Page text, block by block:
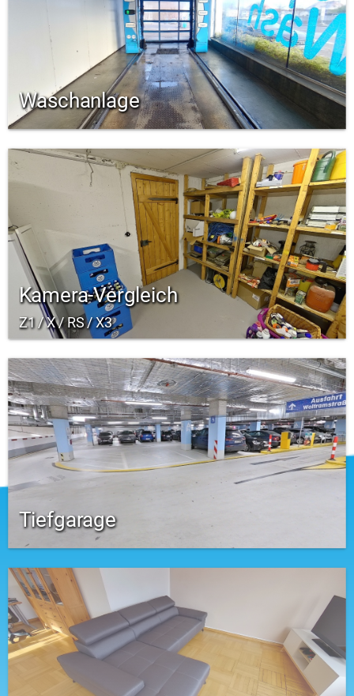
Waschanlage
Kamera-Vergleich
Z1 / X / RS / X3
Tiefgarage